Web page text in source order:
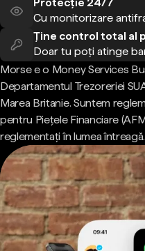
Cu monitorizare
Ține control total al
Doar tu poți atinge
Morse e o Money Services
Departamentul Trezoreriei
Marea Britanie. Suntem
pentru Piețele Financiare
reglementați în lumea întreagă.